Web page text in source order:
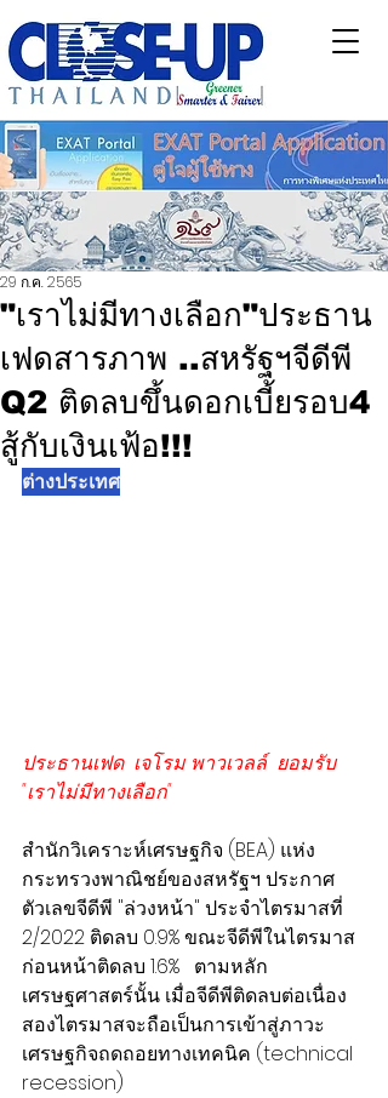
"เราไม่มีทางเลือก"ประธาน
เฟดสารภาพ ..สหรัฐฯจีดีพี
Q2 ติดลบขึ้นดอกเบี้ยรอบ4
สู้กับเงินเฟ้อ!!!
29 ก.ค. 2565
ต่างประเทศ
ประธานเฟด  เจโรม พาวเวลล์  ยอมรับ
"เราไม่มีทางเลือก"
สำนักวิเคราะห์เศรษฐกิจ (BEA) แห่ง
กระทรวงพาณิชย์ของสหรัฐฯ ประกาศ
ตัวเลขจีดีพี "ล่วงหน้า" ประจำไตรมาสที่
2/2022 ติดลบ 0.9% ขณะจีดีพีในไตรมาส
ก่อนหน้าติดลบ 1.6%   ตามหลัก
เศรษฐศาสตร์นั้น เมื่อจีดีพีติดลบต่อเนื่อง
สองไตรมาสจะถือเป็นการเข้าสู่ภาวะ
เศรษฐกิจถดถอยทางเทคนิค (technical
recession)